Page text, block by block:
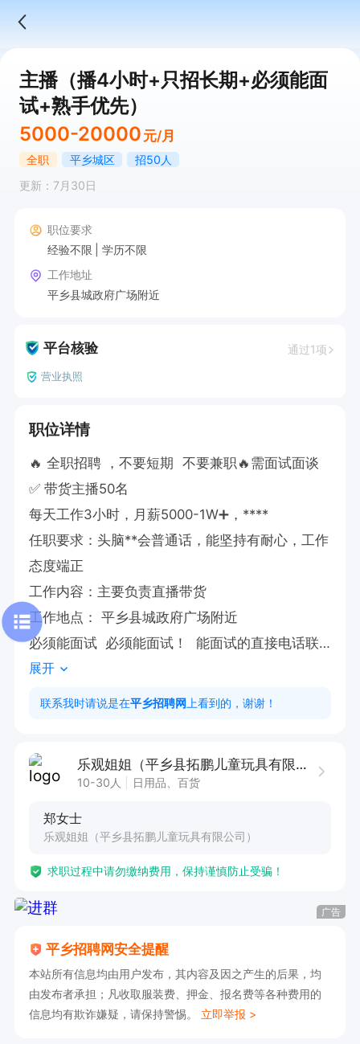
主播（播4小时+只招长期+必须能面
试+熟手优先）
5000-20000 元/月
全职 平乡城区
招50人
更新：7月30日
职位要求
经验不限
学历不限
工作地址
平乡县城政府广场附近
平台核验 通过1项
营业执照
职位详情
🔥 全职招聘 ，不要短期  不要兼职🔥需面试面谈
✅ 带货主播50名
每天工作3小时，月薪5000-1W➕，****
任职要求：头脑**会普通话，能坚持有耐心，工作
态度端正
工作内容：主要负责直播带货
工作地点： 平乡县城政府广场附近
必须能面试  必须能面试！  能面试的直接电话联
系！
没时间看简历   没时间回消息
展开
联系我时请说是在平乡招聘网 上看到的，谢谢！
乐观姐姐（平乡县拓鹏儿童玩具有限公司）
10-30人 日用品、百货
郑女士
乐观姐姐（平乡县拓鹏儿童玩具有限公司）
求职过程中请勿缴纳费用，保持谨慎防止受骗！
广告
平乡招聘网安全提醒
本站所有信息均由用户发布，其内容及因之产生的后果，均
由发布者承担；凡收取服装费、押金、报名费等各种费用的
信息均有欺诈嫌疑，请保持警惕。 立即举报 >